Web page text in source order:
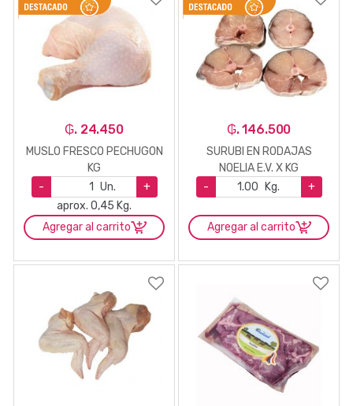
₲. 24.450
MUSLO FRESCO PECHUGON
KG
-
Un.
+
aprox. 0,45 Kg.
Agregar al carrito
₲. 146.500
SURUBI EN RODAJAS
NOELIA E.V. X KG
-
Kg. +
Agregar al carrito